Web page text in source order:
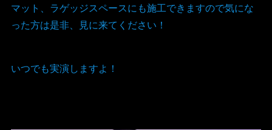
マット、ラゲッジスペースにも施工できますので気にな
った方は是非、見に来てください！
いつでも実演しますよ！